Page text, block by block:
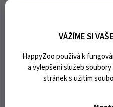
VÁŽÍME SI
HappyZoo používá k
a vylepšení služeb
stránek s užitím
skladem
249 Kč
Měrná
2 371,43 Kč / 1 kg